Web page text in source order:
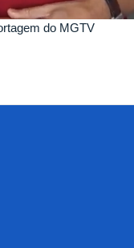
do MGTV